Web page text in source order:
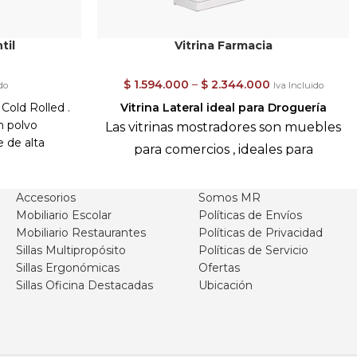
Rolled .
polvo
de alta
mate o
variar
viene de
X 41cms
del envío .
Vitrina Farmacia
$1.594.000 – $2.344.000 Iva Incluido
Vitrina Lateral ideal para Droguería
Las vitrinas mostradores son muebles
para comercios , ideales para
que allí se exhiben. Constan de
entrepaños internos en vidrio, en los
que se pueden almacenar
productos ó artículos de forma
organizada y estética. Poseen
Accesorios
Mobiliario Escolar
Mobiliario Restaurantes
Sillas Multipropósito
Sillas Ergonómicas
Sillas Oficina Destacadas
Somos MR
Políticas de Envíos
Políticas de Privacidad
Políticas de Servicio
Ofertas
Ubicación